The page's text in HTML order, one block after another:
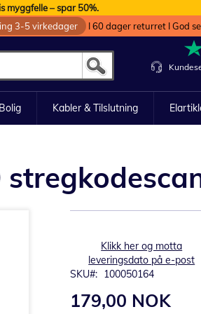
myggfelle – spar 50%.
3-5 virkedager I 60 dager returret I God
Kabler & Tilslutning
Klikk her og motta
leveringsdato på e-post
SKU
100050164
179,00 NOK